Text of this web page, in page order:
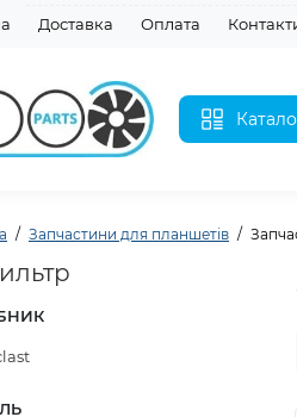
Доставка Оплата
Запчастини для планшетів